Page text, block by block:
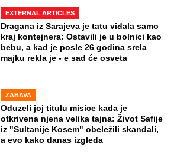
EXTERNAL ARTICLES
Dragana iz Sarajeva je tatu viđala samo
kraj kontejnera: Ostavili je u bolnici kao
bebu, a kad je posle 26 godina srela
majku rekla je - e sad će osveta
ZABAVA
Oduzeli joj titulu misice kada je
otkrivena njena velika tajna: Život Safije
iz "Sultanije Kosem" obeležili skandali,
a evo kako danas izgleda